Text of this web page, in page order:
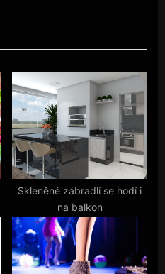
Skleněné zábradlí se hodí i
na balkon